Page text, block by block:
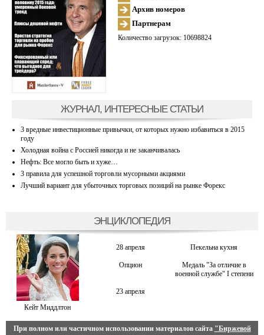
Архив номеров
Партнерам
Количество загрузок: 10698824
ЖУРНАЛ, ИНТЕРЕСНЫЕ СТАТЬИ
3 вредные инвестиционные привычки, от которых нужно избавиться в 2015
году
Холодная война с Россией никогда и не заканчивалась
Нефть: Все могло быть и хуже…
3 правила для успешной торговли мусорными акциями
Лучший вариант для убыточных торговых позиций на рынке Форекс
ЭНЦИКЛОПЕДИЯ
Кейт Миддлтон
28 апреля Пекельна кухня
Опцион
Медаль "За отличие в
военной службе" I степени
23 апреля
При полном или частичном использовании материалов сайта "Биржевой